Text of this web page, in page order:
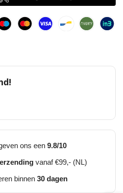
ons een 9.8/10
vanaf €99,- (NL)
binnen 30 dagen